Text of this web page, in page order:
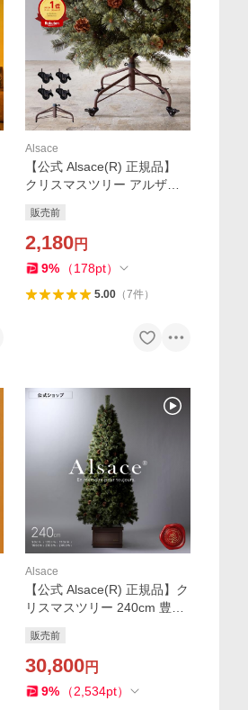
Alsace
【公式 Alsace(R) 正規品】
クリスマスツリー アルザス
20/150/180/210/240cm】 ア
ジャスター ツリー ベースキ
ャスター 柊 足元
販売前
2,180円
9% （178pt）
5.00（7件）
Alsace
【公式 Alsace(R) 正規品】ク
リスマスツリー 240cm 豊富
ツトウヒ ツリー オーナメン
ト なし アルザス ツリー Alsa
ce まるで本物
販売前
30,800円
9% （2,534pt）